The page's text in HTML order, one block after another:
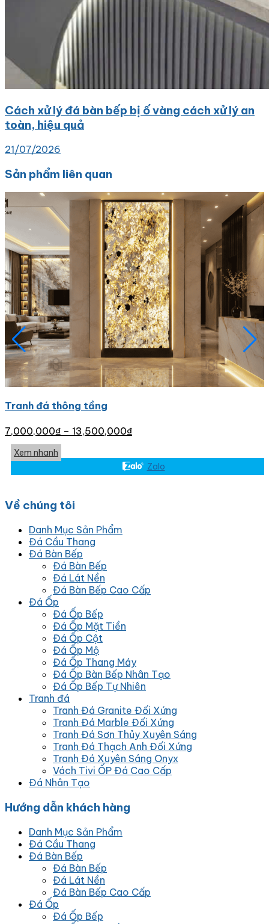
Cách xử lý đá bàn bếp bị ố vàng cách xử lý an
toàn, hiệu quả
21/07/2026
Sản phẩm liên quan
Tranh đá thông tầng
7,000,000₫ – 13,500,000₫
Xem nhanh
Zalo
Về chúng tôi
Danh Mục Sản Phẩm
Đá Cầu Thang
Đá Bàn Bếp
Đá Bàn Bếp
Đá Lát Nền
Đá Bàn Bếp Cao Cấp
Đá Ốp
Đá Ốp Bếp
Đá Ốp Mặt Tiền
Đá Ốp Cột
Đá Ốp Mộ
Đá Ốp Thang Máy
Đá Ốp Bàn Bếp Nhân Tạo
Đá Ốp Bếp Tự Nhiên
Tranh đá
Tranh Đá Granite Đối Xứng
Tranh Đá Marble Đối Xứng
Tranh Đá Sơn Thủy Xuyên Sáng
Tranh Đá Thạch Anh Đối Xứng
Tranh Đá Xuyên Sáng Onyx
Vách Tivi ỐP Đá Cao Cấp
Đá Nhân Tạo
Hướng dẫn khách hàng
Danh Mục Sản Phẩm
Đá Cầu Thang
Đá Bàn Bếp
Đá Bàn Bếp
Đá Lát Nền
Đá Bàn Bếp Cao Cấp
Đá Ốp
Đá Ốp Bếp